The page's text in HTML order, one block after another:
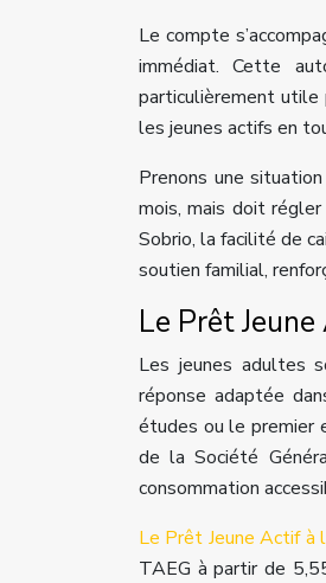
Le compte
immédiat. Cette
particulièrement utile
les jeunes actifs en
Prenons une
mois, mais doit
Sobrio, la facilité de
soutien familial,
Le Prêt
Les jeunes adultes
réponse adaptée
études ou le premier
de la Société
consommation
Le Prêt Jeune Actif à
TAEG à partir de